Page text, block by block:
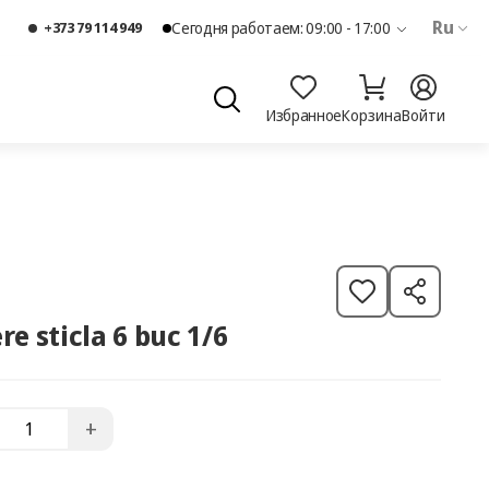
+373 79 114 949 Сегодня работаем: 09:00 - 17:00 Ru
ИзбранноеКорзинаВойти
sticla 6 buc 1/6
+